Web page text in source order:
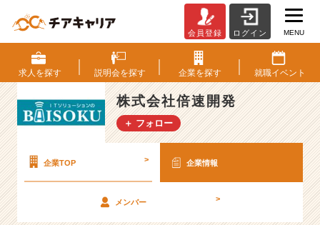
式
会
社
倍
速
開
発
情
会員登録 ログイン MENU
求人を探す 説明会を探す 企業を探す 就職イベント
株式会社倍速開発
＋ フォロー
企業TOP > 企業情報
メンバー >